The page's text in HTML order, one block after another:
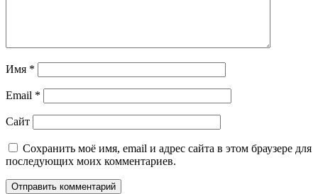
Имя *
Email *
Сайт
Сохранить моё имя, email и адрес сайта в этом браузере для
последующих моих комментариев.